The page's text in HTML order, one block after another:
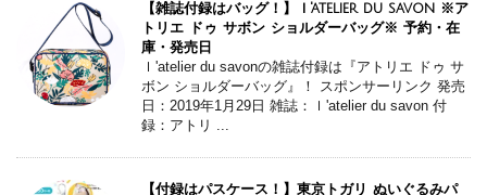
【雑誌付録はバッグ！】ｌ'atelier du savon ※ア
トリエ ドゥ サボン ショルダーバッグ※ 予約・在
庫・発売日
ｌ'atelier du savonの雑誌付録は『アトリエ ドゥ サ
ボン ショルダーバッグ』！ スポンサーリンク 発売
日：2019年1月29日 雑誌：ｌ'atelier du savon 付
録：アトリ ...
【付録はパスケース！】東京トガリ ぬいぐるみパ